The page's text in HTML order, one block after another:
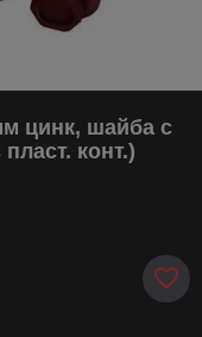
цинк, шайба с
конт.)